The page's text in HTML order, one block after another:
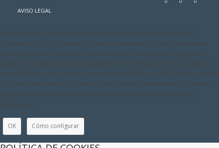
AVISO LEGAL
Este sitio web utiliza Cookies propias y de terceros, para recopilar
información con la finalidad de mejorar nuestros servicios y mostrarle
publicidad relacionada con sus preferencias. Si continua navegando,
supone la aceptación de la instalación de las mismas. El usuario tiene la
posibilidad de configurar su navegador pudiendo, si así lo desea, impedir
que sean instaladas en su disco duro, aunque deberá tener en cuenta
que dicha acción podrá ocasionar dificultades de navegación de la
página web.
OK Cómo configurar